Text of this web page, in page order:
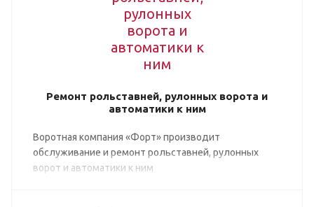
Ремонт рольставней, рулонных ворота и
автоматики к ним
Воротная компания «Форт» производит
обслуживание и ремонт рольставней, рулонных
ворот и автоматики к ним